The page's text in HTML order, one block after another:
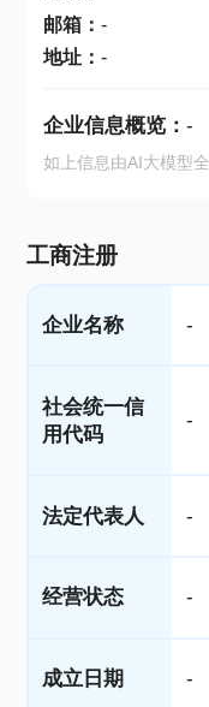
邮箱： -
地址： -
企业信息概览： -
如上信息由AI大模型
工商注册
企业名称 -
社会统一信
用代码
-
法定代表人 -
经营状态 -
成立日期 -